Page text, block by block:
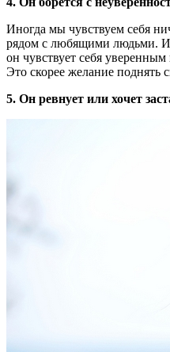
Иногда мы чувствуем себя
рядом с любящими людьми. И
он чувствует себя
Это скорее желание поднять
5. Он ревнует или хочет